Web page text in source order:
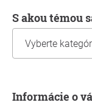
S akou
Informácie o